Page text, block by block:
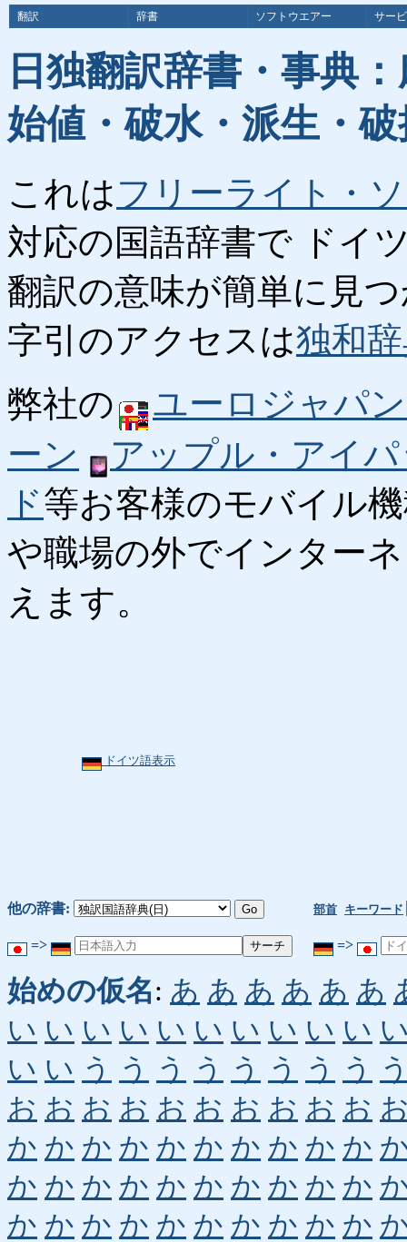
翻訳 辞書 ソフトウエアー サー
日独翻訳辞書・事典
始値・破水・派生・
これはフリーライト・
対応の国語辞書で ドイ
翻訳の意味が簡単に見
字引のアクセスは独和
弊社の
ユーロジャパ
ーン
アップル・アイ
ド等お客様のモバイル
や職場の外でインター
えます。
ドイツ語表示
他の辞書: 部首 キーワード
=> =>
始めの仮名: あ あ あ あ あ あ
い い い い い い い い い い
い い う う う う う う う う
お お お お お お お お お お
か か か か か か か か か か
か か か か か か か か か か
か か か か か か か か か か